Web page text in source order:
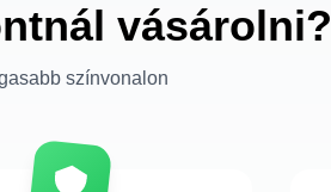
vásárolni?
színvonalon